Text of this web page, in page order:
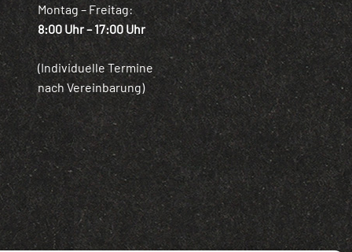
Montag – Freitag:
8:00 Uhr – 17:00 Uhr
(Individuelle Termine
nach Vereinbarung)